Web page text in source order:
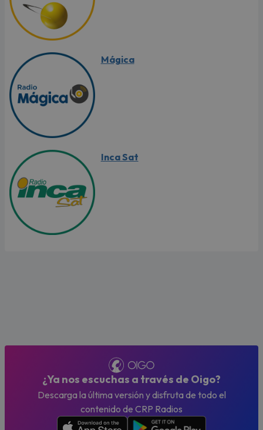
Mágica
Inca Sat
¿Ya nos escuchas a través de Oigo?
Descarga la última versión y disfruta de todo el
contenido de CRP Radios